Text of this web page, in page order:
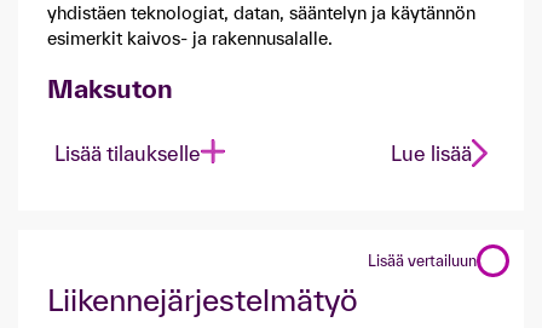
yhdistäen teknologiat, datan, sääntelyn ja käytännön
esimerkit kaivos- ja rakennusalalle.
Maksuton
Lisää tilaukselle Lue lisää
Lisää vertailuun
Liikennejärjestelmätyö